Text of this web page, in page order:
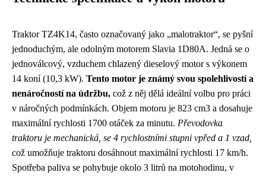
Traktor TZ4K14, často označovaný jako „malotraktor“, se pyšní
jednoduchým, ale odolným motorem Slavia 1D80A. Jedná se o
jednoválcový, vzduchem chlazený dieselový motor s výkonem
14 koní (10,3 kW). Tento motor je známý svou spolehlivostí a
nenáročností na údržbu, což z něj dělá ideální volbu pro práci
v náročných podmínkách. Objem motoru je 823 cm3 a dosahuje
maximální rychlosti 1700 otáček za minutu. Převodovka
traktoru je mechanická, se 4 rychlostními stupni vpřed a 1 vzad,
což umožňuje traktoru dosáhnout maximální rychlosti 17 km/h.
Spotřeba paliva se pohybuje okolo 3 litrů na motohodinu, v